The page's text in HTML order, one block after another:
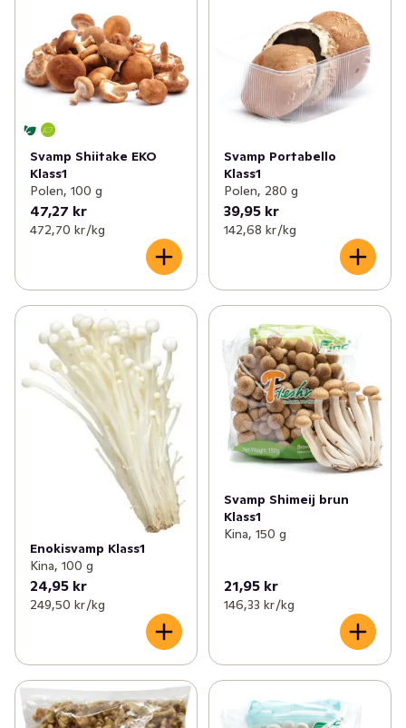
Svamp Shiitake EKO
Klass1
Polen, 100 g
47,27 kr
472,70 kr /kg
Svamp Portabello
Klass1
Polen, 280 g
39,95 kr
142,68 kr /kg
Enokisvamp Klass1
Kina, 100 g
24,95 kr
249,50 kr /kg
Svamp Shimeij brun
Klass1
Kina, 150 g
21,95 kr
146,33 kr /kg